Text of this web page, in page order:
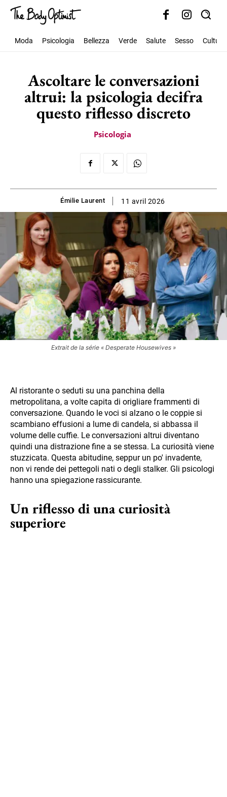
Moda Psicologia Bellezza Verde Salute Sesso Cultura
Ascoltare le conversazioni
altrui: la psicologia decifra
questo riflesso discreto
Psicologia
Émilie Laurent 11 avril 2026
Extrait de la série « Desperate Housewives »
Al ristorante o seduti su una panchina della
metropolitana, a volte capita di origliare frammenti di
conversazione. Quando le voci si alzano o le coppie si
scambiano effusioni a lume di candela, si abbassa il
volume delle cuffie. Le conversazioni altrui diventano
quindi una distrazione fine a se stessa. La curiosità viene
stuzzicata. Questa abitudine, seppur un po' invadente,
non vi rende dei pettegoli nati o degli stalker. Gli psicologi
hanno una spiegazione rassicurante.
Un riflesso di una curiosità
superiore